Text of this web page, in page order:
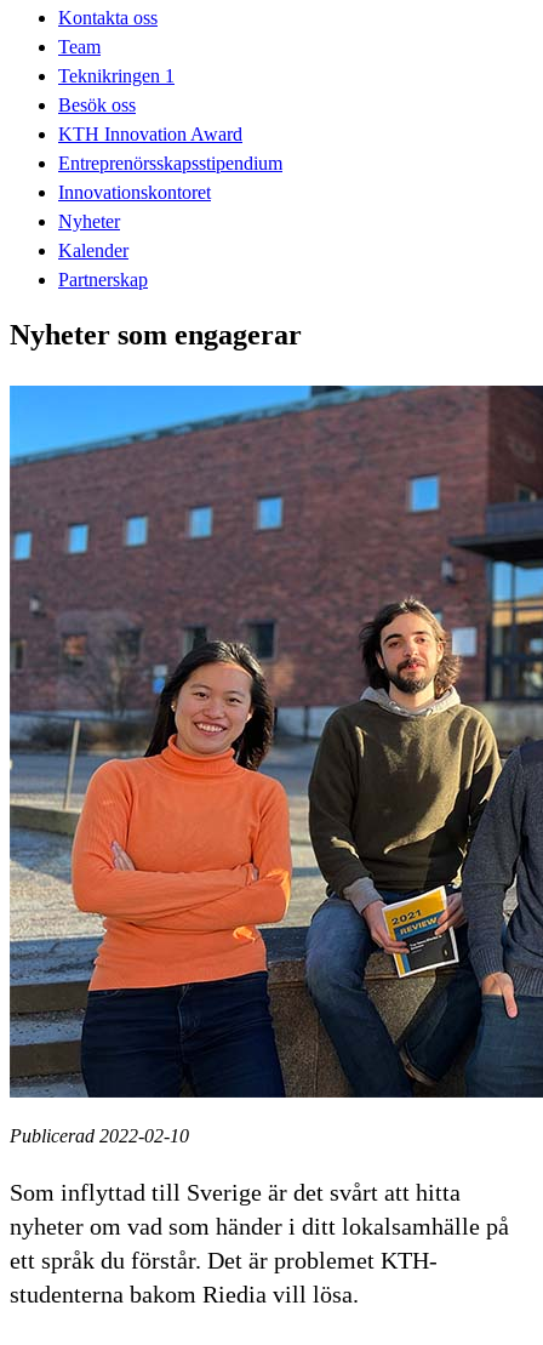
Kontakta oss
Team
Teknikringen 1
Besök oss
KTH Innovation Award
Entreprenörsskapsstipendium
Innovationskontoret
Nyheter
Kalender
Partnerskap
Nyheter som engagerar
Publicerad 2022-02-10
Som inflyttad till Sverige är det svårt att hitta
nyheter om vad som händer i ditt lokalsamhälle på
ett språk du förstår. Det är problemet KTH-
studenterna bakom Riedia vill lösa.